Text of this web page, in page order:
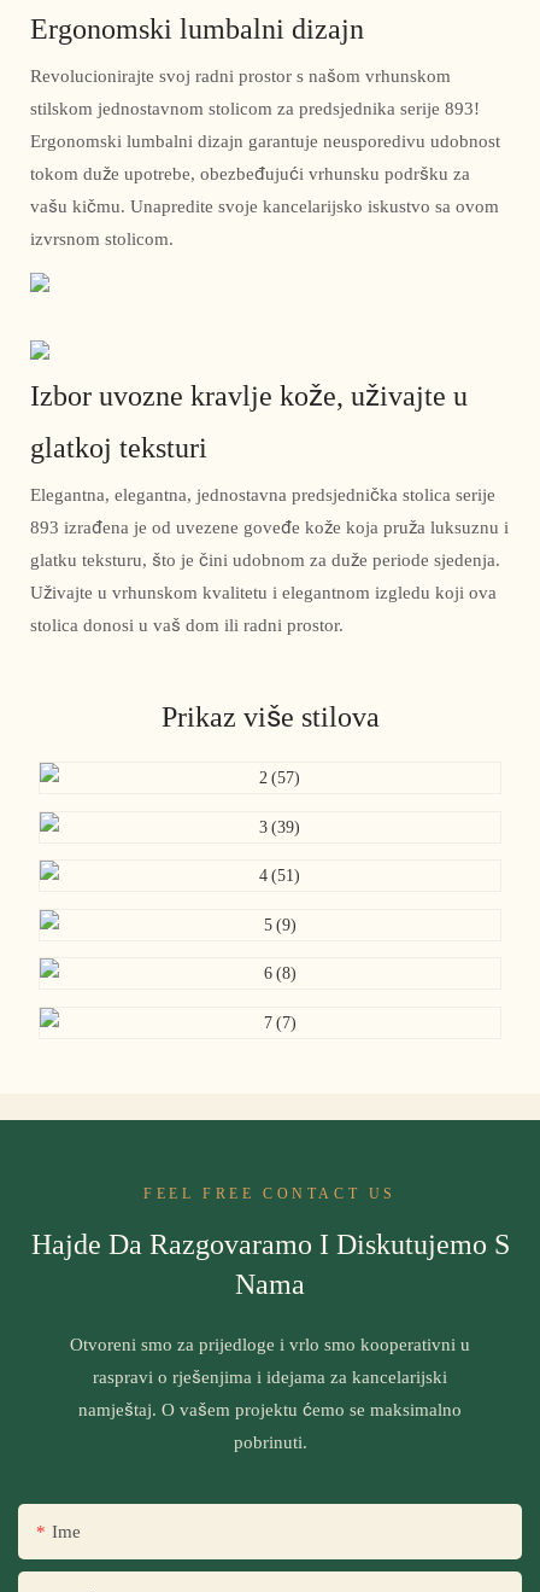
Ergonomski lumbalni dizajn
Revolucionirajte svoj radni prostor s našom vrhunskom
stilskom jednostavnom stolicom za predsjednika serije 893!
Ergonomski lumbalni dizajn garantuje neusporedivu udobnost
tokom duže upotrebe, obezbeđujući vrhunsku podršku za
vašu kičmu. Unapredite svoje kancelarijsko iskustvo sa ovom
izvrsnom stolicom.
Izbor uvozne kravlje kože, uživajte u
glatkoj teksturi
Elegantna, elegantna, jednostavna predsjednička stolica serije
893 izrađena je od uvezene goveđe kože koja pruža luksuznu i
glatku teksturu, što je čini udobnom za duže periode sjedenja.
Uživajte u vrhunskom kvalitetu i elegantnom izgledu koji ova
stolica donosi u vaš dom ili radni prostor.
Prikaz više stilova
FEEL FREE CONTACT US
Hajde Da Razgovaramo I Diskutujemo S
Nama
Otvoreni smo za prijedloge i vrlo smo kooperativni u
raspravi o rješenjima i idejama za kancelarijski
namještaj. O vašem projektu ćemo se maksimalno
pobrinuti.
Ime